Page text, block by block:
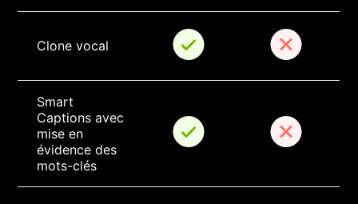
Clone vocal
Smart
Captions avec
mise en
évidence des
mots-clés